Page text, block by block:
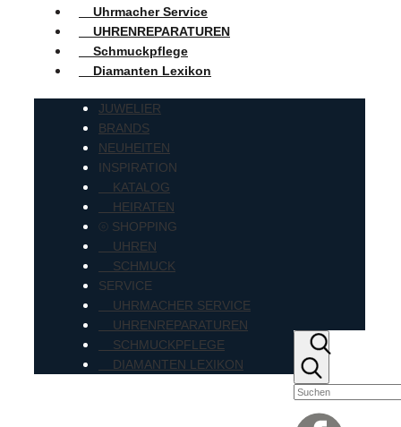
Uhrmacher Service
UHRENREPARATUREN
Schmuckpflege
Diamanten Lexikon
JUWELIER
BRANDS
NEUHEITEN
INSPIRATION
KATALOG
HEIRATEN
⦾ SHOPPING
UHREN
SCHMUCK
SERVICE
UHRMACHER SERVICE
UHRENREPARATUREN
SCHMUCKPFLEGE
DIAMANTEN LEXIKON